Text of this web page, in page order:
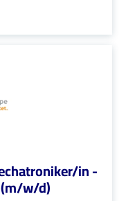
in -
w/d)